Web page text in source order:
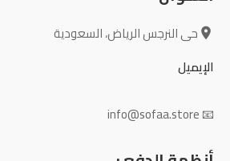
حى النرجس الرياض، السعودية
الإيميل
📧 info@sofaa.store